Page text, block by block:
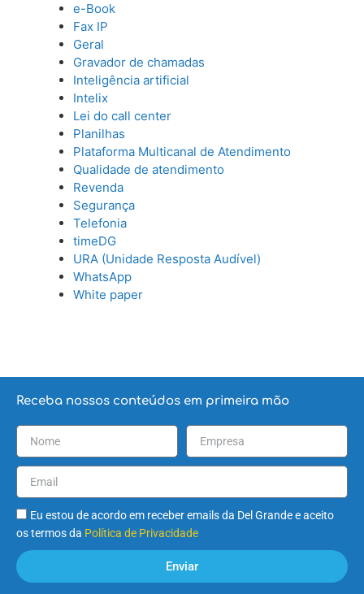
e-Book
Fax IP
Geral
Gravador de chamadas
Inteligência artificial
Intelix
Lei do call center
Planilhas
Plataforma Multicanal de Atendimento
Qualidade de atendimento
Revenda
Segurança
Telefonia
timeDG
URA (Unidade Resposta Audível)
WhatsApp
White paper
Receba nossos conteúdos em primeira mão
Eu estou de acordo em receber emails da Del Grande e aceito
os termos da Política de Privacidade
Enviar